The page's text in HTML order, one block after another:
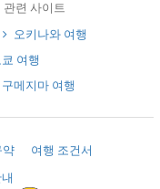
련 사이트
오키나와 여행
여행
구메지마 여행
약
여행 조건서